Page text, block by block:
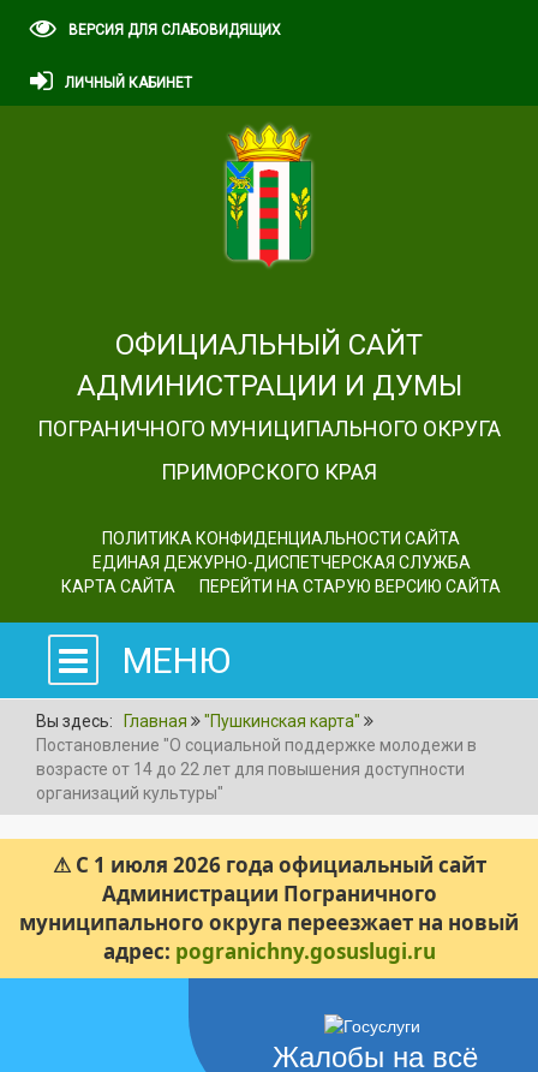
ВЕРСИЯ ДЛЯ СЛАБОВИДЯЩИХ
ЛИЧНЫЙ КАБИНЕТ
ОФИЦИАЛЬНЫЙ САЙТ
АДМИНИСТРАЦИИ И ДУМЫ
ПОГРАНИЧНОГО МУНИЦИПАЛЬНОГО ОКРУГА
ПРИМОРСКОГО КРАЯ
ПОЛИТИКА КОНФИДЕНЦИАЛЬНОСТИ САЙТА
ЕДИНАЯ ДЕЖУРНО-ДИСПЕТЧЕРСКАЯ СЛУЖБА
КАРТА САЙТА
ПЕРЕЙТИ НА СТАРУЮ ВЕРСИЮ САЙТА
МЕНЮ
Вы здесь: Главная
"Пушкинская карта"
Постановление "О социальной поддержке молодежи в
возрасте от 14 до 22 лет для повышения доступности
организаций культуры"
⚠ С 1 июля 2026 года официальный сайт
Администрации Пограничного
муниципального округа переезжает на новый
адрес: pogranichny.gosuslugi.ru
Жалобы на всё